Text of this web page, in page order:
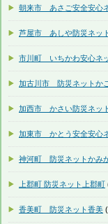
朝来市 あさご安全安心
芦屋市 あしや防災ネッ
市川町 いちかわ安心ネ
加古川市 防災ネットか
加西市 かさい防災ネッ
加東市 かとう安全安心
神河町 防災ネットかみ
上郡町 防災ネット上郡町
香美町 防災ネット香美